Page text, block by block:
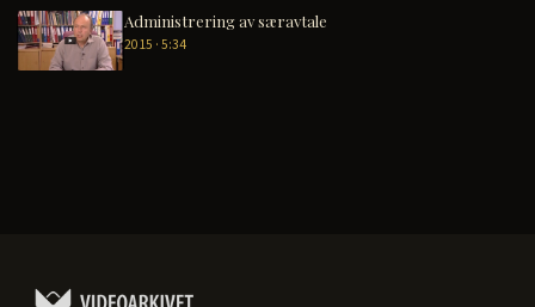
Administrering av særavtale
2015 · 5:34